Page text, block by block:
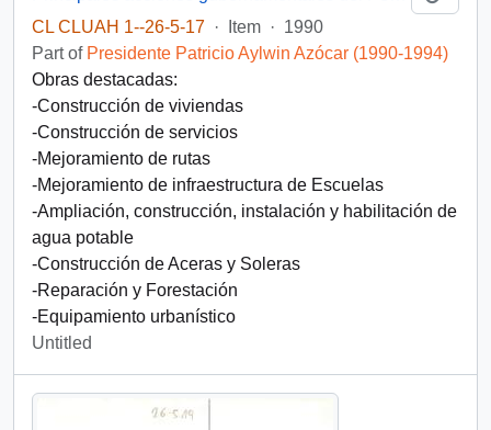
CL CLUAH 1--26-5-17 · Item · 1990
Part of Presidente Patricio Aylwin Azócar (1990-1994)
Obras destacadas:
-Construcción de viviendas
-Construcción de servicios
-Mejoramiento de rutas
-Mejoramiento de infraestructura de Escuelas
-Ampliación, construcción, instalación y habilitación de
agua potable
-Construcción de Aceras y Soleras
-Reparación y Forestación
-Equipamiento urbanístico
Untitled